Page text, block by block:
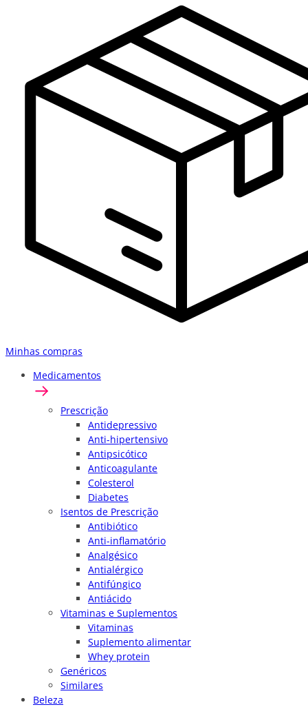
Minhas compras
Medicamentos
Prescrição
Antidepressivo
Anti-hipertensivo
Antipsicótico
Anticoagulante
Colesterol
Diabetes
Isentos de Prescrição
Antibiótico
Anti-inflamatório
Analgésico
Antialérgico
Antifúngico
Antiácido
Vitaminas e Suplementos
Vitaminas
Suplemento alimentar
Whey protein
Genéricos
Similares
Beleza